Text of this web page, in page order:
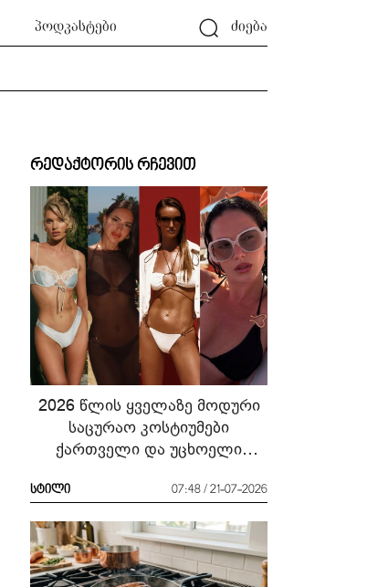
პოდკასტები ძიება
რედაქტორის რჩევით
2026 წლის ყველაზე მოდური
საცურაო კოსტიუმები
ქართველი და უცხოელი
რა ჩავიცვათ სანაპიროზე?
სტილი 07:48 / 21-07-2026